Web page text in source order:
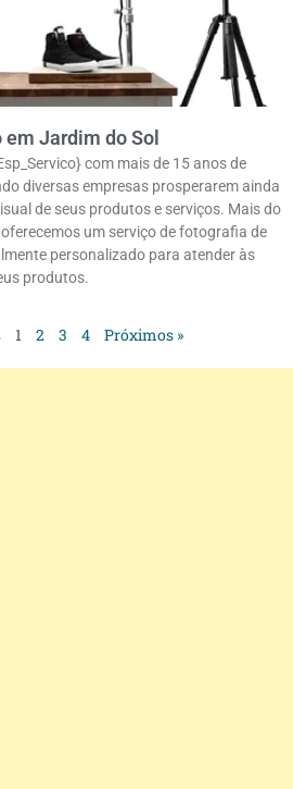
Jardim do Sol
com mais de 15 anos de
diversas empresas prosperarem ainda
de seus produtos e serviços. Mais do
um serviço de fotografia de
personalizado para atender às
produtos.
1 2 3 4 Próximos »